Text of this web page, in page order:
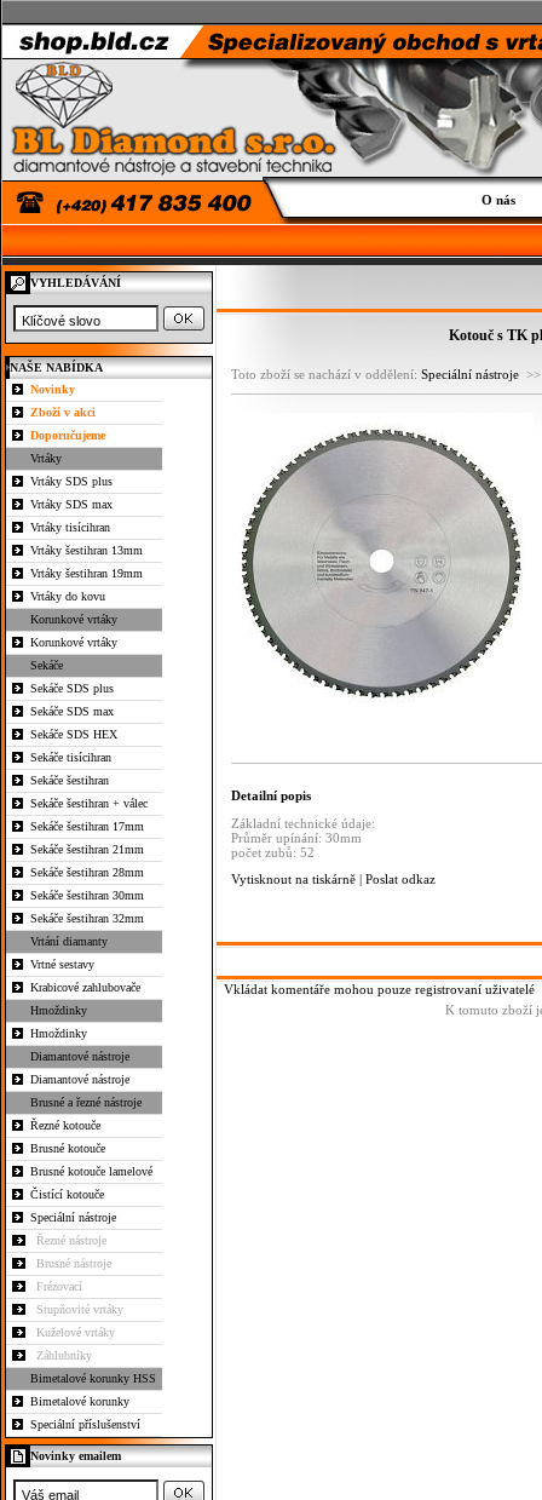
O nás
VYHLEDÁVÁNÍ
NAŠE NABÍDKA
Novinky
Zboží v akci
Doporučujeme
Vrtáky
Vrtáky SDS plus
Vrtáky SDS max
Vrtáky tisícihran
Vrtáky šestihran 13mm
Vrtáky šestihran 19mm
Vrtáky do kovu
Korunkové vrtáky
Korunkové vrtáky
Sekáče
Sekáče SDS plus
Sekáče SDS max
Sekáče SDS HEX
Sekáče tisícihran
Sekáče šestihran
Sekáče šestihran + válec
Sekáče šestihran 17mm
Sekáče šestihran 21mm
Sekáče šestihran 28mm
Sekáče šestihran 30mm
Sekáče šestihran 32mm
Vrtání diamanty
Vrtné sestavy
Krabicové zahlubovače
Hmoždinky
Hmoždinky
Diamantové nástroje
Diamantové nástroje
Brusné a řezné nástroje
Řezné kotouče
Brusné kotouče
Brusné kotouče lamelové
Čistící kotouče
Speciální nástroje
Řezné nástroje
Brusné nástroje
Frézovací
Stupňovité vrtáky
Kuželové vrtáky
Záhlubníky
Bimetalové korunky HSS
Bimetalové korunky
Speciální příslušenství
Novinky emailem
Kotouč s TK
Toto zboží se nachází v oddělení: Speciální nástroje
Detailní popis
Základní technické údaje:
Průměr upínání: 30mm
počet zubů: 52
Vytisknout na tiskárně | Poslat odkaz
Vkládat komentáře mohou pouze registrovaní uživatelé
K tomuto zboží